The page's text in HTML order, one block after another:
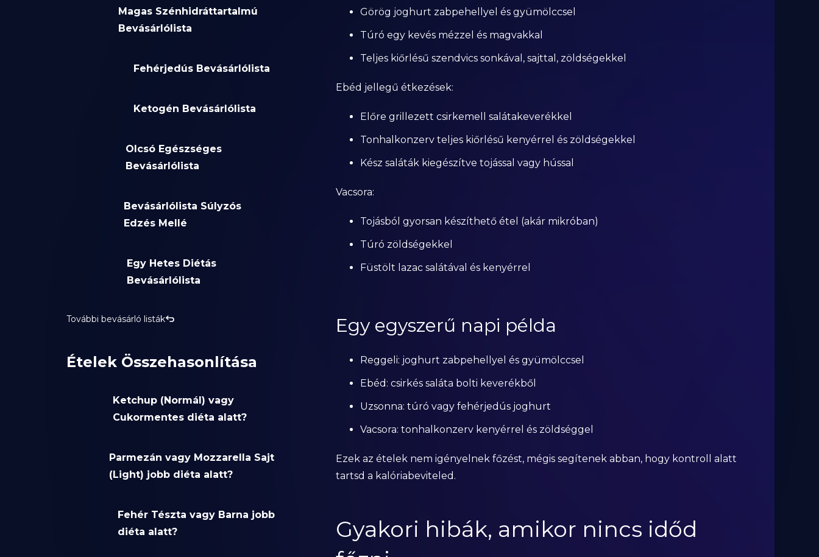
Magas Szénhidráttartalmú
Bevásárlólista
Fehérjedús Bevásárlólista
Ketogén Bevásárlólista
Olcsó Egészséges
Bevásárlólista
Bevásárlólista Súlyzós
Edzés Mellé
Egy Hetes Diétás
Bevásárlólista
További bevásárló listák
Ételek Összehasonlítása
Ketchup (Normál) vagy
Cukormentes diéta alatt?
Parmezán vagy Mozzarella Sajt
(Light) jobb diéta alatt?
Fehér Tészta vagy Barna jobb
diéta alatt?
Görög joghurt zabpehellyel és gyümölccsel
Túró egy kevés mézzel és magvakkal
Teljes kiőrlésű szendvics sonkával, sajttal, zöldségekkel
Ebéd jellegű étkezések:
Előre grillezett csirkemell salátakeverékkel
Tonhalkonzerv teljes kiőrlésű kenyérrel és zöldségekkel
Kész saláták kiegészítve tojással vagy hússal
Vacsora:
Tojásból gyorsan készíthető étel (akár mikróban)
Túró zöldségekkel
Füstölt lazac salátával és kenyérrel
Egy egyszerű napi példa
Reggeli: joghurt zabpehellyel és gyümölccsel
Ebéd: csirkés saláta bolti keverékből
Uzsonna: túró vagy fehérjedús joghurt
Vacsora: tonhalkonzerv kenyérrel és zöldséggel
Ezek az ételek nem igényelnek főzést, mégis segítenek abban, hogy kontroll alatt
tartsd a kalóriabeviteled.
Gyakori hibák, amikor nincs időd